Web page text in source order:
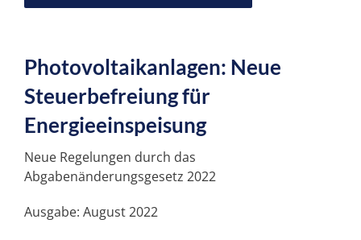
Photovoltaikanlagen: Neue
Steuerbefreiung für
Energieeinspeisung
Neue Regelungen durch das
Abgabenänderungsgesetz 2022
Ausgabe: August 2022